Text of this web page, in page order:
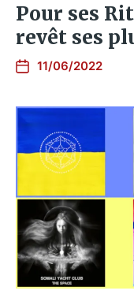
Pour ses
revêt ses
11/06/2022